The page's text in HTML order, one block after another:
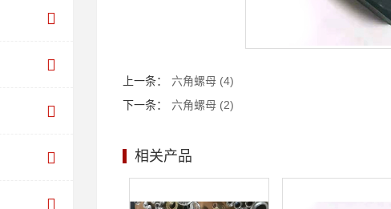
上一条：
六角螺母 (4)
下一条：
六角螺母 (2)
相关产品